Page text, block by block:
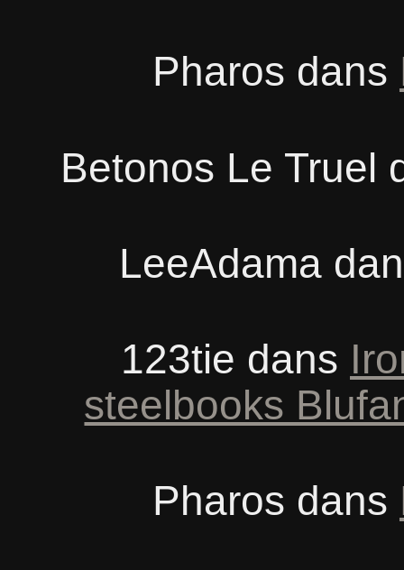
Pharos dans
Betonos Le Truel
LeeAdama
123tie dans
steelbooks
Pharos dans